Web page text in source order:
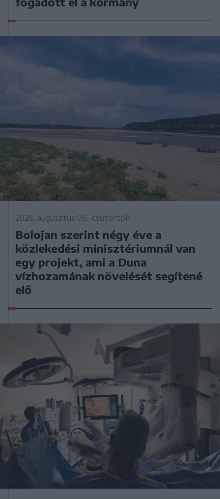
2026. augusztus 06., csütörtök
Bolojan szerint négy éve a
közlekedési minisztériumnál van
egy projekt, ami a Duna
vízhozamának növelését segítené
elő